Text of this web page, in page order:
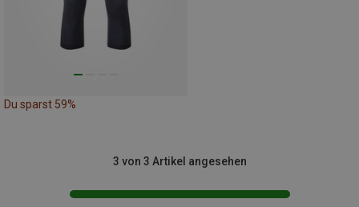
Du sparst 59%
3 von 3 Artikel angesehen